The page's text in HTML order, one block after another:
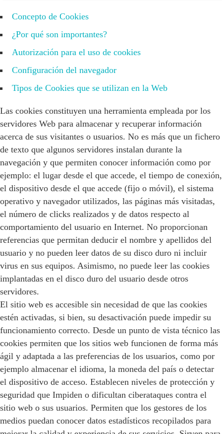
Concepto de Cookies
¿Por qué son importantes?
Autorización para el uso de cookies
Configuración del navegador
Tipos de Cookies que se utilizan en la Web
Las cookies constituyen una herramienta empleada por los
servidores Web para almacenar y recuperar información
acerca de sus visitantes o usuarios. No es más que un fichero
de texto que algunos servidores instalan durante la
navegación y que permiten conocer información como por
ejemplo: el lugar desde el que accede, el tiempo de conexión,
el dispositivo desde el que accede (fijo o móvil), el sistema
operativo y navegador utilizados, las páginas más visitadas,
el número de clicks realizados y de datos respecto al
comportamiento del usuario en Internet. No proporcionan
referencias que permitan deducir el nombre y apellidos del
usuario y no pueden leer datos de su disco duro ni incluir
virus en sus equipos. Asimismo, no puede leer las cookies
implantadas en el disco duro del usuario desde otros
servidores.
El sitio web es accesible sin necesidad de que las cookies
estén activadas, si bien, su desactivación puede impedir su
funcionamiento correcto. Desde un punto de vista técnico las
cookies permiten que los sitios web funcionen de forma más
ágil y adaptada a las preferencias de los usuarios, como por
ejemplo almacenar el idioma, la moneda del país o detectar
el dispositivo de acceso. Establecen niveles de protección y
seguridad que Impiden o dificultan ciberataques contra el
sitio web o sus usuarios. Permiten que los gestores de los
medios puedan conocer datos estadísticos recopilados para